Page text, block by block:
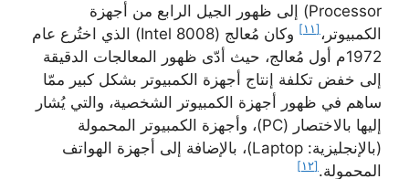
Processor) إلى ظهور الجيل الرابع من أجهزة
الكمبيوتر، [١١]
وكان مُعالج (Intel 8008) الذي اختُرع عام
1972م أول مُعالج، حيث أدّى ظهور المعالجات الدقيقة
إلى خفض تكلفة إنتاج أجهزة الكمبيوتر بشكل كبير ممّا
ساهم في ظهور أجهزة الكمبيوتر الشخصية، والتي يُشار
إليها بالاختصار (PC)، وأجهزة الكمبيوتر المحمولة
(بالإنجليزية: Laptop)، بالإضافة إلى أجهزة الهواتف
المحمولة. [١٢]